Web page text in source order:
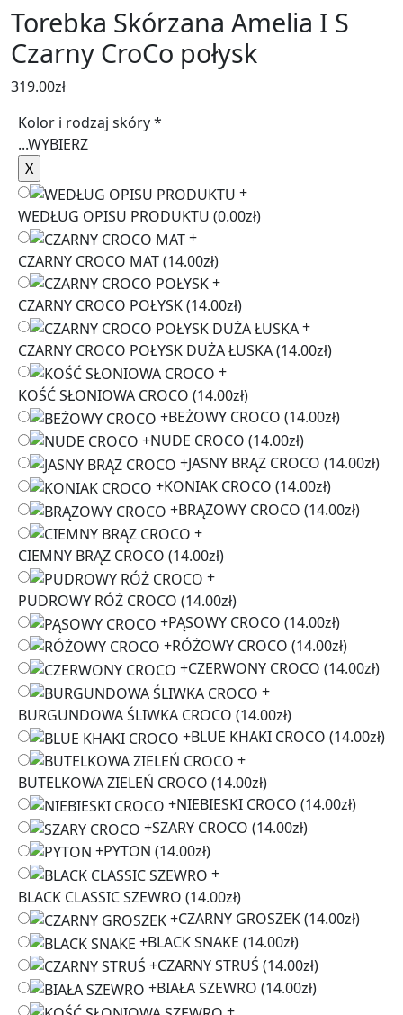
Torebka Skórzana Amelia I S
Czarny CroCo połysk
319.00zł
Kolor i rodzaj skóry*
...WYBIERZ
+
WEDŁUG OPISU PRODUKTU (0.00zł)
+
CZARNY CROCO MAT(14.00zł)
+
CZARNY CROCO POŁYSK(14.00zł)
+
CZARNY CROCO POŁYSK DUŻA ŁUSKA(14.00zł)
+
KOŚĆ SŁONIOWA CROCO (14.00zł)
+BEŻOWY CROCO (14.00zł)
+NUDE CROCO (14.00zł)
+JASNY BRĄZ CROCO (14.00zł)
+KONIAK CROCO (14.00zł)
+BRĄZOWY CROCO (14.00zł)
+
CIEMNY BRĄZ CROCO (14.00zł)
+
PUDROWY RÓŻ CROCO (14.00zł)
+PĄSOWY CROCO (14.00zł)
+RÓŻOWY CROCO (14.00zł)
+CZERWONY CROCO (14.00zł)
+
BURGUNDOWA ŚLIWKA CROCO (14.00zł)
+BLUE KHAKI CROCO (14.00zł)
+
BUTELKOWA ZIELEŃ CROCO (14.00zł)
+NIEBIESKI CROCO (14.00zł)
+SZARY CROCO (14.00zł)
+PYTON (14.00zł)
+
BLACK CLASSIC SZEWRO (14.00zł)
+CZARNY GROSZEK(14.00zł)
+BLACK SNAKE (14.00zł)
+CZARNY STRUŚ (14.00zł)
+BIAŁA SZEWRO (14.00zł)